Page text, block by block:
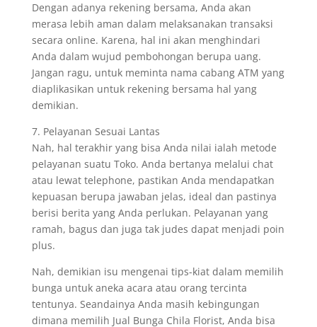
Dengan adanya rekening bersama, Anda akan
merasa lebih aman dalam melaksanakan transaksi
secara online. Karena, hal ini akan menghindari
Anda dalam wujud pembohongan berupa uang.
Jangan ragu, untuk meminta nama cabang ATM yang
diaplikasikan untuk rekening bersama hal yang
demikian.
7. Pelayanan Sesuai Lantas
Nah, hal terakhir yang bisa Anda nilai ialah metode
pelayanan suatu Toko. Anda bertanya melalui chat
atau lewat telephone, pastikan Anda mendapatkan
kepuasan berupa jawaban jelas, ideal dan pastinya
berisi berita yang Anda perlukan. Pelayanan yang
ramah, bagus dan juga tak judes dapat menjadi poin
plus.
Nah, demikian isu mengenai tips-kiat dalam memilih
bunga untuk aneka acara atau orang tercinta
tentunya. Seandainya Anda masih kebingungan
dimana memilih Jual Bunga Chila Florist, Anda bisa